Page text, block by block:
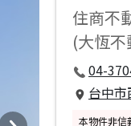
住商不
(大恆
04-
台中
本物件非信